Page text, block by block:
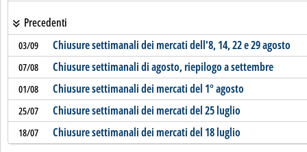
Precedenti
03/09 Chiusure settimanali dei mercati dell'8, 14, 22 e 29 agosto
07/08 Chiusure settimanali di agosto, riepilogo a settembre
01/08 Chiusure settimanali dei mercati del 1° agosto
25/07 Chiusure settimanali dei mercati del 25 luglio
18/07 Chiusure settimanali dei mercati del 18 luglio